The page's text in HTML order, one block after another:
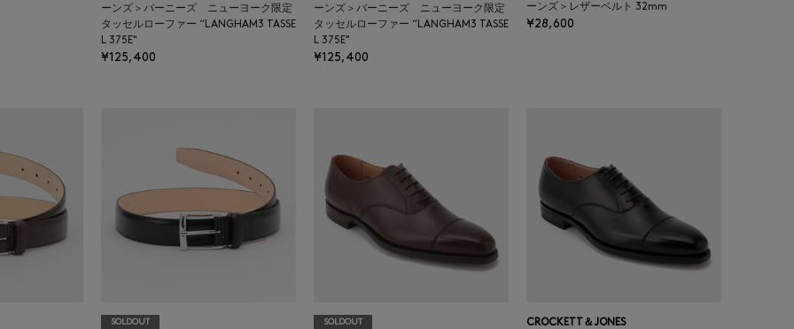
ーンズ＞バーニーズ ニューヨーク限定
タッセルローファー “LANGHAM3 TASSE
L 375E"
¥125,400
ーンズ＞バーニーズ ニューヨーク限定
タッセルローファー “LANGHAM3 TASSE
L 375E"
¥125,400
ーンズ＞レザーベルト 32mm
¥28,600
SOLDOUT SOLDOUT
CROCKETT＆JONES